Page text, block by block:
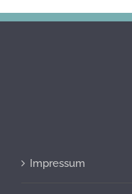
Impressum